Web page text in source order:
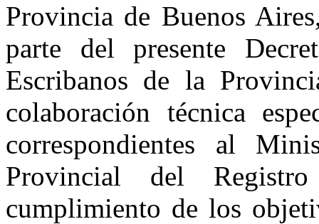
Provincia de Buenos
parte del presente
Escribanos de la
colaboración técnica
correspondientes al
Provincial del
cumplimiento de los